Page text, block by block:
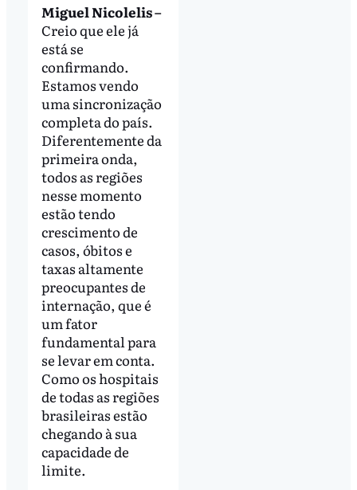
Miguel Nicolelis –
Creio que ele já
está se
confirmando.
Estamos vendo
uma sincronização
completa do país.
Diferentemente da
primeira onda,
todos as regiões
nesse momento
estão tendo
crescimento de
casos, óbitos e
taxas altamente
preocupantes de
internação, que é
um fator
fundamental para
se levar em conta.
Como os hospitais
de todas as regiões
brasileiras estão
chegando à sua
capacidade de
limite.